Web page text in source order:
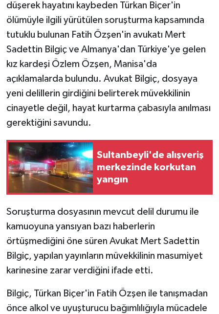
düşerek hayatını kaybeden Türkan Biçer'in
ölümüyle ilgili yürütülen soruşturma kapsamında
tutuklu bulunan Fatih Özşen'in avukatı Mert
Sadettin Bilgiç ve Almanya'dan Türkiye'ye gelen
kız kardeşi Özlem Özşen, Manisa'da
açıklamalarda bulundu. Avukat Bilgiç, dosyaya
yeni delillerin girdiğini belirterek müvekkilinin
cinayetle değil, hayat kurtarma çabasıyla anılması
gerektiğini savundu.
Sultanbeyli'de alışveriş
merkezinde korkutan
yangın
Soruşturma dosyasının mevcut delil durumu ile
kamuoyuna yansıyan bazı haberlerin
örtüşmediğini öne süren Avukat Mert Sadettin
Bilgiç, yapılan yayınların müvekkilinin masumiyet
karinesine zarar verdiğini ifade etti.
Bilgiç, Türkan Biçer'in Fatih Özşen ile tanışmadan
önce alkol ve uyuşturucu bağımlılığıyla mücadele